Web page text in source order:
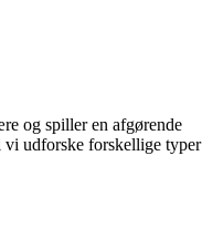
og spiller en afgørende
vi udforske forskellige typer